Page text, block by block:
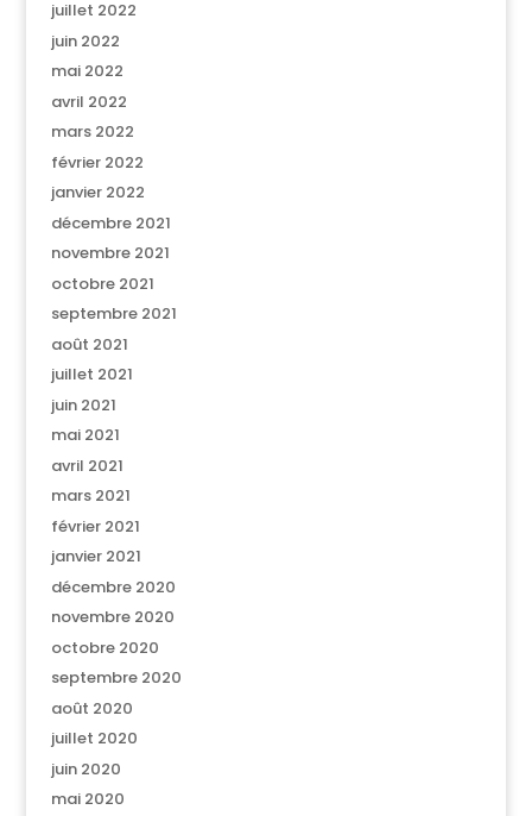
juillet 2022
juin 2022
mai 2022
avril 2022
mars 2022
février 2022
janvier 2022
décembre 2021
novembre 2021
octobre 2021
septembre 2021
août 2021
juillet 2021
juin 2021
mai 2021
avril 2021
mars 2021
février 2021
janvier 2021
décembre 2020
novembre 2020
octobre 2020
septembre 2020
août 2020
juillet 2020
juin 2020
mai 2020